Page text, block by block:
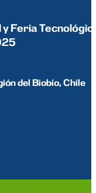
Feria
del Biobío, Chile